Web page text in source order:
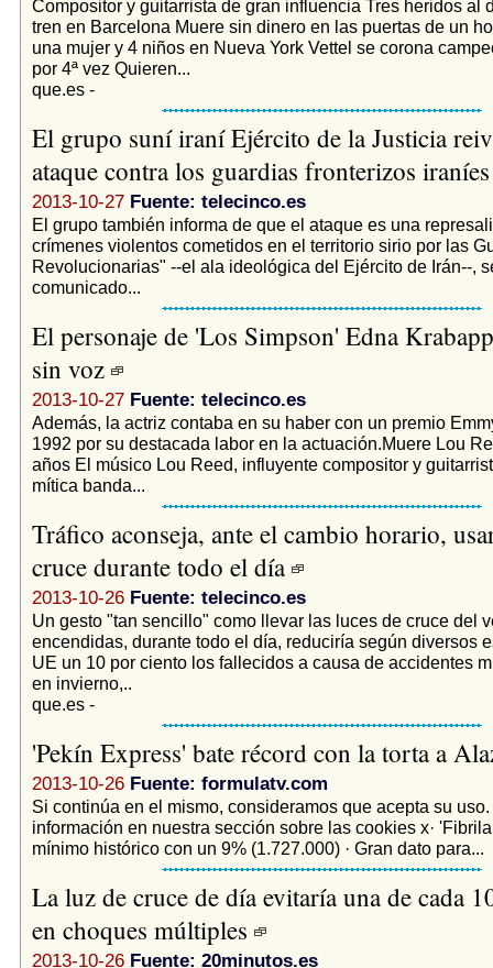
Compositor y guitarrista de gran influencia Tres heridos al
tren en Barcelona Muere sin dinero en las puertas de un
una mujer y 4 niños en Nueva York Vettel se corona
por 4ª vez Quieren...
que.es -
El grupo suní iraní Ejército de la Justicia
ataque contra los guardias fronterizos
2013-10-27 Fuente: telecinco.es
El grupo también informa de que el ataque es una
crímenes violentos cometidos en el territorio sirio por las
Revolucionarias" --el ala ideológica del Ejército de Irán--,
comunicado...
El personaje de 'Los Simpson' Edna
sin voz
2013-10-27 Fuente: telecinco.es
Además, la actriz contaba en su haber con un premio
1992 por su destacada labor en la actuación.Muere Lou
años El músico Lou Reed, influyente compositor y
mítica banda...
Tráfico aconseja, ante el cambio horario,
cruce durante todo el día
2013-10-26 Fuente: telecinco.es
Un gesto "tan sencillo" como llevar las luces de cruce del
encendidas, durante todo el día, reduciría según diversos
UE un 10 por ciento los fallecidos a causa de accidentes
en invierno,..
que.es -
'Pekín Express' bate récord con la torta a
2013-10-26 Fuente: formulatv.com
Si continúa en el mismo, consideramos que acepta su uso.
información en nuestra sección sobre las cookies x·
mínimo histórico con un 9% (1.727.000) · Gran dato para...
La luz de cruce de día evitaría una de cada
en choques múltiples
2013-10-26 Fuente: 20minutos.es